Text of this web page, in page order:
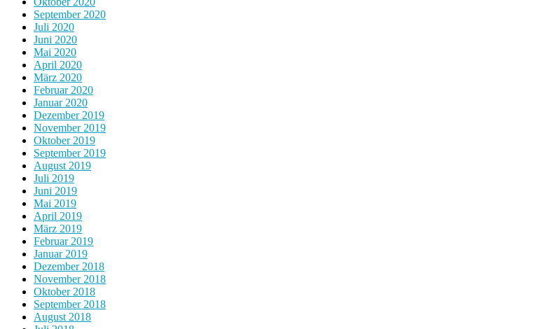
September 2020
Juli 2020
Juni 2020
Mai 2020
April 2020
März 2020
Februar 2020
Januar 2020
Dezember 2019
November 2019
Oktober 2019
September 2019
August 2019
Juli 2019
Juni 2019
Mai 2019
April 2019
März 2019
Februar 2019
Januar 2019
Dezember 2018
November 2018
Oktober 2018
September 2018
August 2018